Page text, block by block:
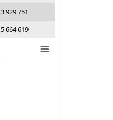
3 929 751
5 664 619